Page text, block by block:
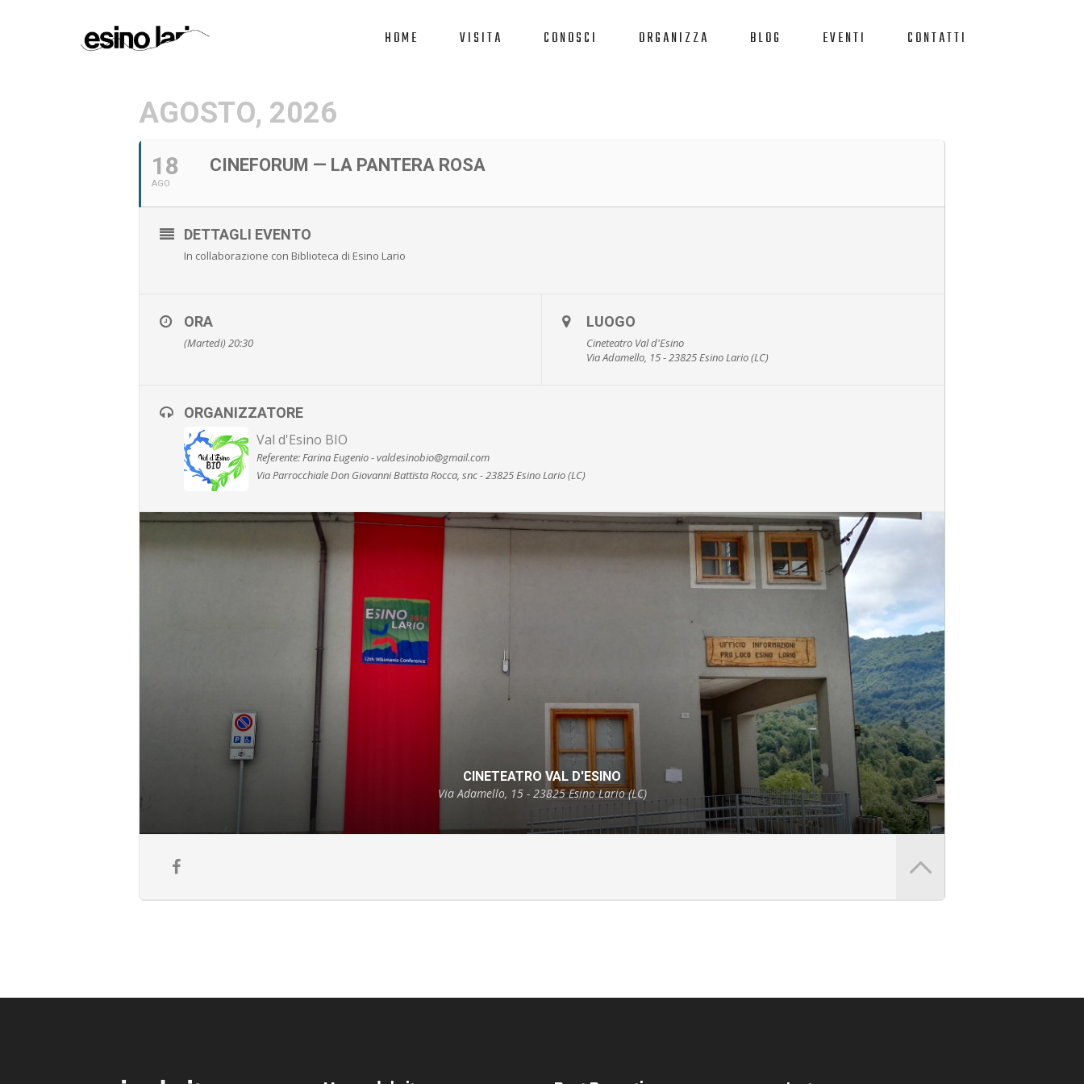
HOME VISITA CONOSCI ORGANIZZA BLOG EVENTI CONTATTI
AGOSTO, 2026
18
AGO
CINEFORUM — LA PANTERA ROSA
DETTAGLI EVENTO
In collaborazione con Biblioteca di Esino Lario
ORA
(Martedi) 20:30
LUOGO
Cineteatro Val d'Esino
Via Adamello, 15 - 23825 Esino Lario (LC)
ORGANIZZATORE
Val d'Esino BIO
Referente: Farina Eugenio - valdesinobio@gmail.com
Via Parrocchiale Don Giovanni Battista Rocca, snc - 23825 Esino Lario (LC)
CINETEATRO VAL D'ESINO
Via Adamello, 15 - 23825 Esino Lario (LC)